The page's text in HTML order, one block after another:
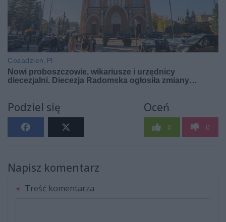
Podziel się Oceń
0 0
Napisz komentarz
Treść komentarza